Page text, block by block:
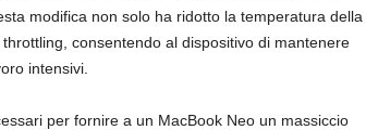
modifica non solo ha ridotto la temperatura della
consentendo al dispositivo di mantenere
intensivi.
per fornire a un MacBook Neo un massiccio